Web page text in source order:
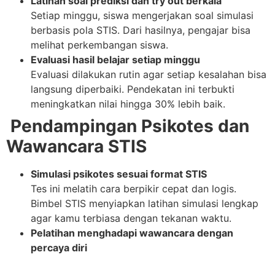
Setiap minggu, siswa mengerjakan soal simulasi
berbasis pola STIS. Dari hasilnya, pengajar bisa
melihat perkembangan siswa.
Evaluasi hasil belajar setiap minggu
Evaluasi dilakukan rutin agar setiap kesalahan bisa
langsung diperbaiki. Pendekatan ini terbukti
meningkatkan nilai hingga 30% lebih baik.
Pendampingan Psikotes dan
Wawancara STIS
Simulasi psikotes sesuai format STIS
Tes ini melatih cara berpikir cepat dan logis.
Bimbel STIS menyiapkan latihan simulasi lengkap
agar kamu terbiasa dengan tekanan waktu.
Pelatihan menghadapi wawancara dengan
percaya diri